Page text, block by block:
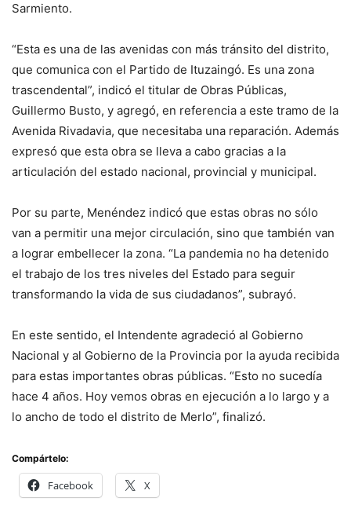
Sarmiento.
“Esta es una de las avenidas con más tránsito del distrito,
que comunica con el Partido de Ituzaingó. Es una zona
trascendental”, indicó el titular de Obras Públicas,
Guillermo Busto, y agregó, en referencia a este tramo de la
Avenida Rivadavia, que necesitaba una reparación. Además
expresó que esta obra se lleva a cabo gracias a la
articulación del estado nacional, provincial y municipal.
Por su parte, Menéndez indicó que estas obras no sólo
van a permitir una mejor circulación, sino que también van
a lograr embellecer la zona. “La pandemia no ha detenido
el trabajo de los tres niveles del Estado para seguir
transformando la vida de sus ciudadanos”, subrayó.
En este sentido, el Intendente agradeció al Gobierno
Nacional y al Gobierno de la Provincia por la ayuda recibida
para estas importantes obras públicas. “Esto no sucedía
hace 4 años. Hoy vemos obras en ejecución a lo largo y a
lo ancho de todo el distrito de Merlo”, finalizó.
Compártelo:
Facebook X